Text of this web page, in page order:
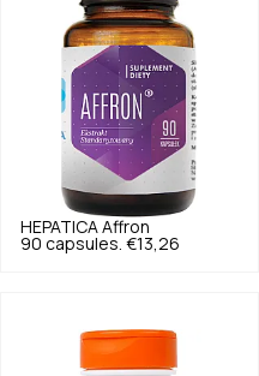
HEPATICA Affron
90 capsules. €13,26